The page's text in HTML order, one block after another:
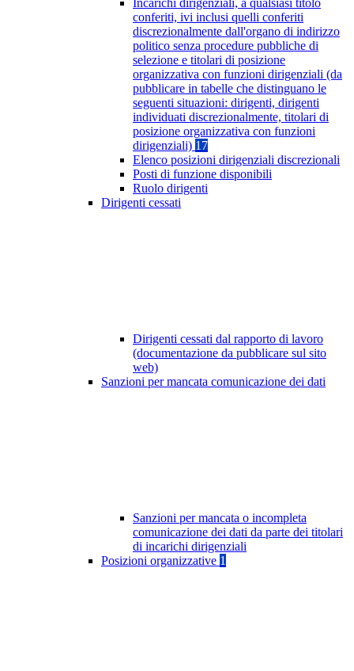
Incarichi dirigenziali, a qualsiasi titolo
conferiti, ivi inclusi quelli conferiti
discrezionalmente dall'organo di indirizzo
politico senza procedure pubbliche di
selezione e titolari di posizione
organizzativa con funzioni dirigenziali (da
pubblicare in tabelle che distinguano le
seguenti situazioni: dirigenti, dirigenti
individuati discrezionalmente, titolari di
posizione organizzativa con funzioni
dirigenziali) 17
Elenco posizioni dirigenziali discrezionali
Posti di funzione disponibili
Ruolo dirigenti
Dirigenti cessati
Dirigenti cessati dal rapporto di lavoro
(documentazione da pubblicare sul sito
web)
Sanzioni per mancata comunicazione dei dati
Sanzioni per mancata o incompleta
comunicazione dei dati da parte dei titolari
di incarichi dirigenziali
Posizioni organizzative 1